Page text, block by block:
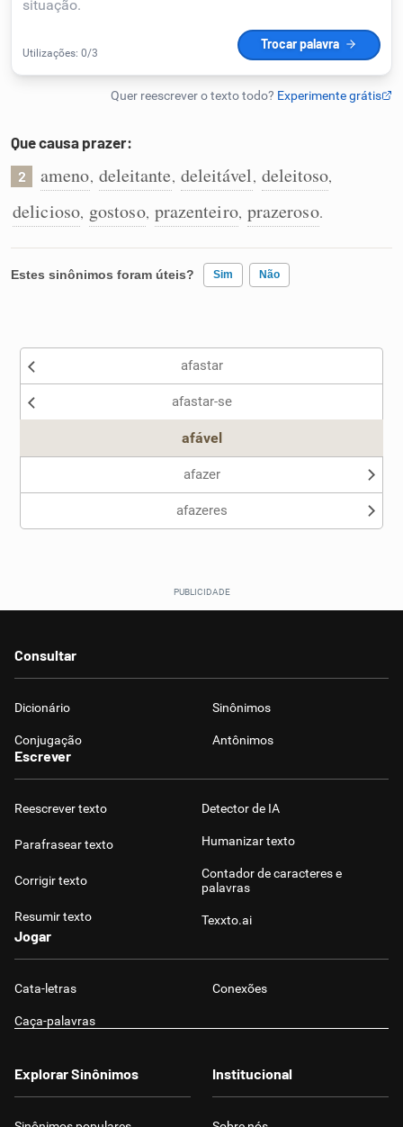
Caça-palavras
Que causa prazer:
2 ameno, deleitante, deleitável, deleitoso,
delicioso, gostoso, prazenteiro, prazeroso.
Estes sinônimos foram úteis? Sim Não
Nenhum dos sinônimos apresentados me ajudou
afastar
afastar-se
afável
afazer
afazeres
Consultar
Dicionário Sinônimos
Conjugação Antônimos
Escrever
Reescrever texto
Parafrasear texto
Corrigir texto
Resumir texto
Detector de IA
Humanizar texto
Contador de caracteres e
palavras
Texxto.ai
Jogar
Cata-letras Conexões
Caça-palavras
Explorar Sinônimos Institucional